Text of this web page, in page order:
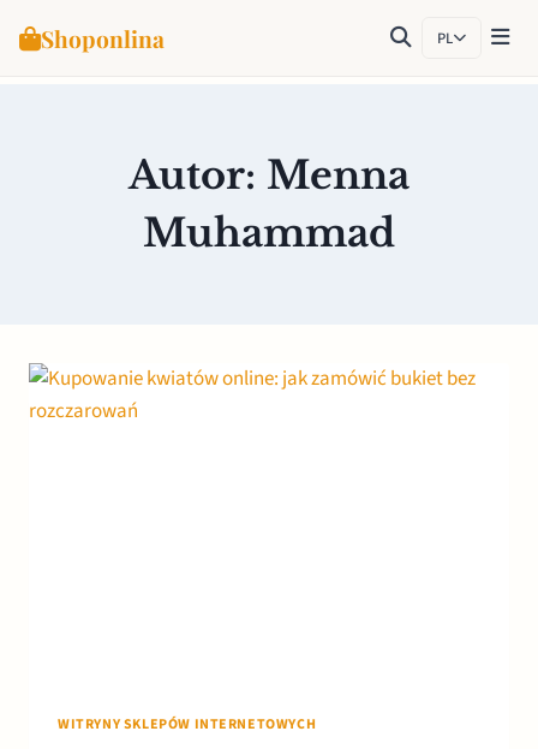
Shoponlina PL
Autor: Menna
Muhammad
WITRYNY SKLEPÓW INTERNETOWYCH